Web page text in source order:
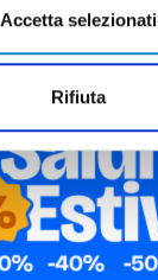
Accetta selezionati
Rifiuta